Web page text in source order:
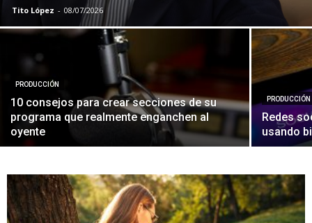
Tito López - 08/07/2026
PRODUCCIÓN
10 consejos para crear secciones de su
programa que realmente enganchen al
oyente
PRODUCCIÓN
Redes
usando